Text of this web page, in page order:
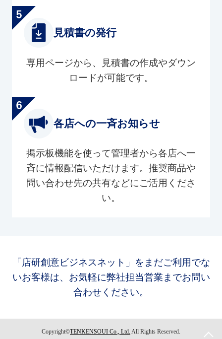
見積書の発行
専用ページから、見積書の作成やダウン
ロードが可能です。
各店への一斉お知らせ
掲示板機能を使って管理者から各店へ一
斉に情報配信いただけます。推奨商品や
問い合わせ先の共有などにご活用くださ
い。
「店研創意ビジネスネット」をまだご利用でな
いお客様は、お気軽に弊社担当営業までお問い
合わせください。
Copyright©TENKENSOUI Co., Ltd. All Rights Reserved.